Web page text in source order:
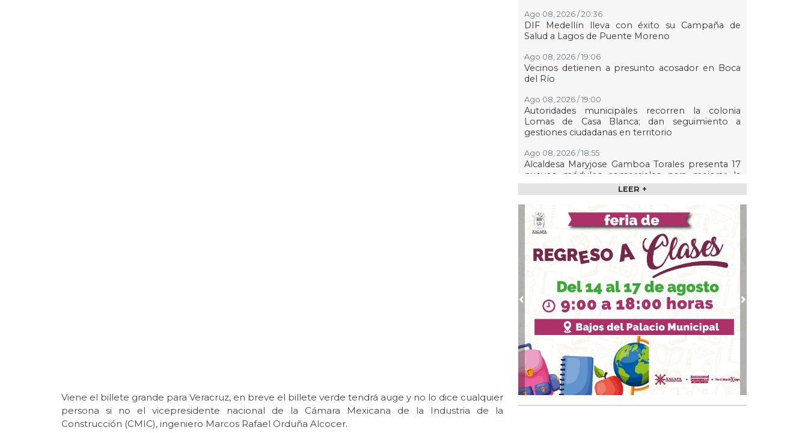
Viene el billete grande para Veracruz, en breve el billete verde tendrá auge y no lo dice cualquier
persona si no el vicepresidente nacional de la Cámara Mexicana de la Industria de la
Construcción (CMIC), ingeniero Marcos Rafael Orduña Alcocer.
Ago 08, 2026 / 20:36
DIF Medellín lleva con éxito su Campaña de
Salud a Lagos de Puente Moreno
Ago 08, 2026 / 19:06
Vecinos detienen a presunto acosador en Boca
del Río
Ago 08, 2026 / 19:00
Autoridades municipales recorren la colonia
Lomas de Casa Blanca; dan seguimiento a
gestiones ciudadanas en territorio
Ago 08, 2026 / 18:55
Alcaldesa Maryjose Gamboa Torales presenta 17
nuevos módulos comerciales para mejorar la
imagen de las playas e impulsar la economía de
Boca del Río
Ago 08, 2026 / 16:53
Localizan una cartulina con mensajes
amenazantes en Papantla!!!
Ago 08, 2026 / 16:45
La ciudad de Veracruz se suma a la Jornada
Nacional de Reforestación 2026
Ago 08, 2026 / 16:34
¿Con o sin espuma?
Ago 08, 2026 / 16:33
Control y confianza:la prueba de la seguridad
Ago 08, 2026 / 15:34
Resguarda Ayuntamiento de Veracruz a canino
en situación de riesgo en zona norte de la ciudad
LEER +
Previous Next